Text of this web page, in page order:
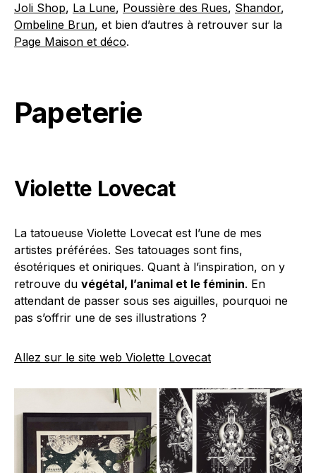
Joli Shop, La Lune, Poussière des Rues, Shandor,
Ombeline Brun, et bien d’autres à retrouver sur la
Page Maison et déco.
Papeterie
Violette Lovecat
La tatoueuse Violette Lovecat est l’une de mes
artistes préférées. Ses tatouages sont fins,
ésotériques et oniriques. Quant à l’inspiration, on y
retrouve du végétal, l’animal et le féminin. En
attendant de passer sous ses aiguilles, pourquoi ne
pas s’offrir une de ses illustrations ?
Allez sur le site web Violette Lovecat